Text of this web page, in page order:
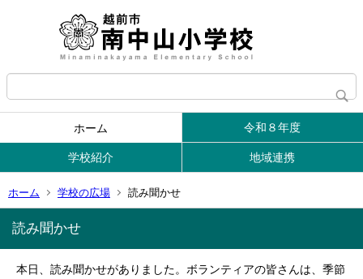
ホーム 令和８年度
学校紹介 地域連携
ホーム 学校の広場 読み聞かせ
読み聞かせ
本日、読み聞かせがありました。ボランティアの皆さんは、季節